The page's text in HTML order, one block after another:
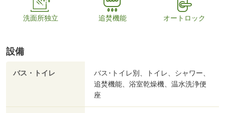
洗面所独立 追焚機能 オートロック
設備
バス・トイレ
バス･トイレ別、トイレ、シャワー、
追焚機能、浴室乾燥機、温水洗浄便
座